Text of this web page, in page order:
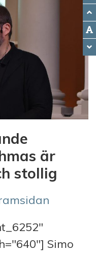
är
stollig
Simo